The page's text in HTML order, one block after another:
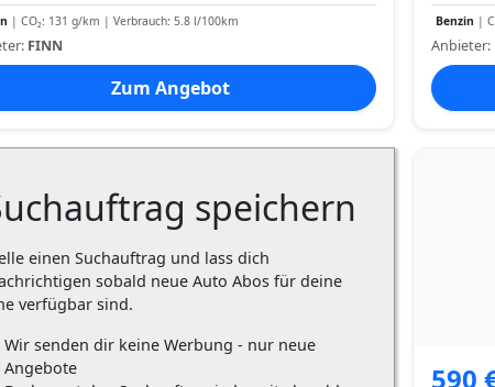
| CO₂: 131 g/km | Verbrauch: 5.8 l/100km
FINN
Zum Angebot
Benzin |
Anbieter:
speichern
einen Suchauftrag und lass dich
sobald neue Auto Abos für deine
verfügbar sind.
Wir senden dir keine Werbung - nur neue
Angebote
590